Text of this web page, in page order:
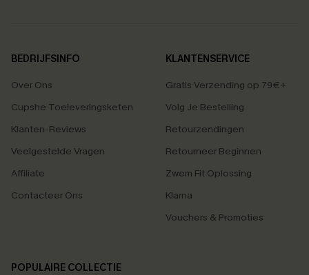
BEDRIJFSINFO
Over Ons
Cupshe Toeleveringsketen
Klanten-Reviews
Veelgestelde Vragen
Affiliate
Contacteer Ons
KLANTENSERVICE
Gratis Verzending op 79€+
Volg Je Bestelling
Retourzendingen
Retourneer Beginnen
Zwem Fit Oplossing
Klarna
Vouchers & Promoties
POPULAIRE COLLECTIE